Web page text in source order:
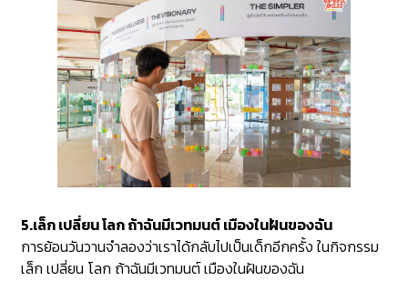
5.เล็ก เปลี่ยน โลก ถ้าฉันมีเวทมนต์ เมืองในฝันของฉัน
การย้อนวันวานจำลองว่าเราได้กลับไปเป็นเด็กอีกครั้ง ในกิจกรรม
เล็ก เปลี่ยน โลก ถ้าฉันมีเวทมนต์ เมืองในฝันของฉัน